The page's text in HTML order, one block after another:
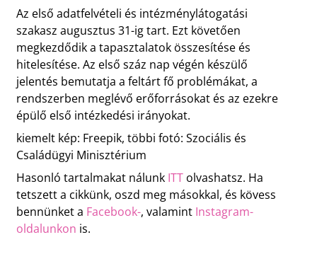
Az első adatfelvételi és intézménylátogatási
szakasz augusztus 31-ig tart. Ezt követően
megkezdődik a tapasztalatok összesítése és
hitelesítése. Az első száz nap végén készülő
jelentés bemutatja a feltárt fő problémákat, a
rendszerben meglévő erőforrásokat és az ezekre
épülő első intézkedési irányokat.
kiemelt kép: Freepik, többi fotó: Szociális és
Családügyi Minisztérium
Hasonló tartalmakat nálunk ITTolvashatsz. Ha
tetszett a cikkünk, oszd meg másokkal, és kövess
bennünket a Facebook-, valamint Instagram-
oldalunkon is.